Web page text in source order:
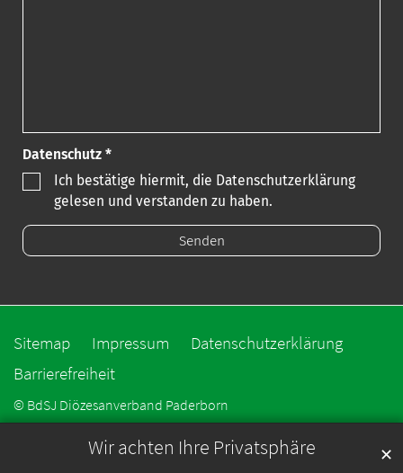
Wir achten Ihre Privatsphäre ✕
Datenschutz *
Ich bestätige hiermit, die Datenschutzerklärung
gelesen und verstanden zu haben.
Sitemap Impressum
Datenschutzerklärung
Barrierefreiheit
© BdSJ Diözesanverband Paderborn